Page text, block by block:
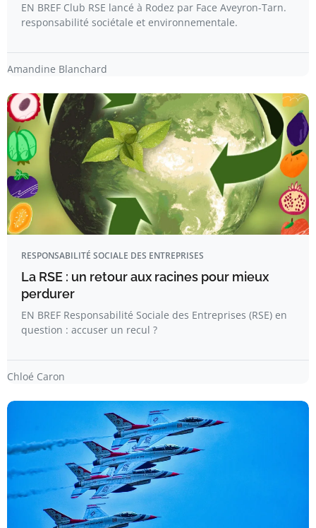
EN BREF Club RSE lancé à Rodez par Face Aveyron-Tarn.
responsabilité sociétale et environnementale.
Amandine Blanchard
RESPONSABILITÉ SOCIALE DES ENTREPRISES
La RSE : un retour aux racines pour mieux
perdurer
EN BREF Responsabilité Sociale des Entreprises (RSE) en
question : accuser un recul ?
Chloé Caron